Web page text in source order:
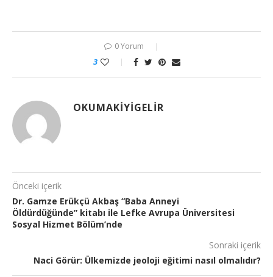
0 Yorum
3
OKUMAKIYIGELIR
Önceki içerik
Dr. Gamze Erükçü Akbaş “Baba Anneyi
Öldürdüğünde” kitabı ile Lefke Avrupa Üniversitesi
Sosyal Hizmet Bölüm’nde
Sonraki içerik
Naci Görür: Ülkemizde jeoloji eğitimi nasıl olmalıdır?